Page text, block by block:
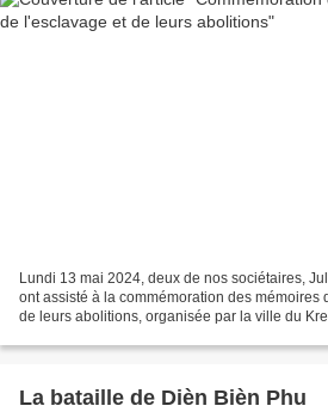
Lundi 13 mai 2024, deux de nos sociétaires,
ont assisté à la commémoration des mémoires
de leurs abolitions, organisée par la ville du
La bataille de Dièn Bièn Phu